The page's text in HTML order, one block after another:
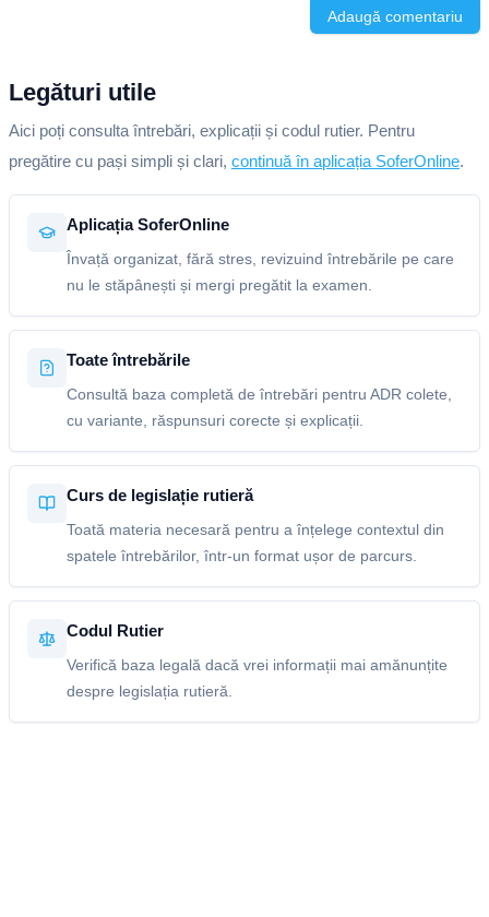
Adaugă comentariu
Legături utile
Aici poți consulta întrebări, explicații și codul rutier. Pentru
pregătire cu pași simpli și clari, continuă în aplicația SoferOnline.
Aplicația SoferOnline
Învață organizat, fără stres, revizuind întrebările pe care
nu le stăpânești și mergi pregătit la examen.
Toate întrebările
Consultă baza completă de întrebări pentru ADR colete,
cu variante, răspunsuri corecte și explicații.
Curs de legislație rutieră
Toată materia necesară pentru a înțelege contextul din
spatele întrebărilor, într-un format ușor de parcurs.
Codul Rutier
Verifică baza legală dacă vrei informații mai amănunțite
despre legislația rutieră.